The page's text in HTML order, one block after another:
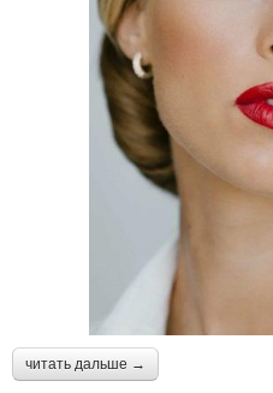
читать дальше →